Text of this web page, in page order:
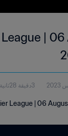
| 06
3دقيقة 28ثانية
League | 06